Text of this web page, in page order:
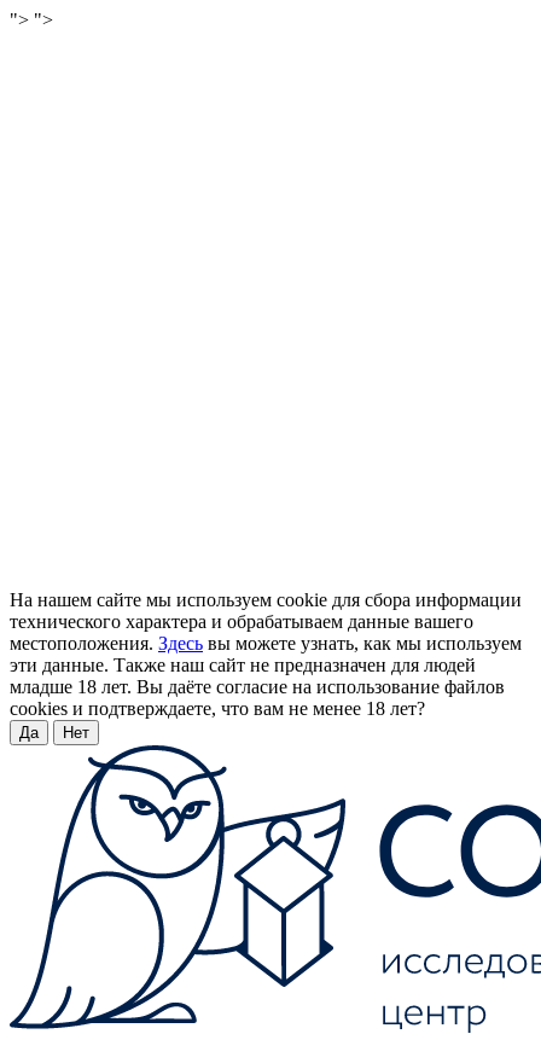
"> ">
На нашем сайте мы используем cookie для сбора информации
технического характера и обрабатываем данные вашего
местоположения. Здесь вы можете узнать, как мы используем
эти данные. Также наш сайт не предназначен для людей
младше 18 лет. Вы даёте согласие на использование файлов
cookies и подтверждаете, что вам не менее 18 лет?
Да Нет